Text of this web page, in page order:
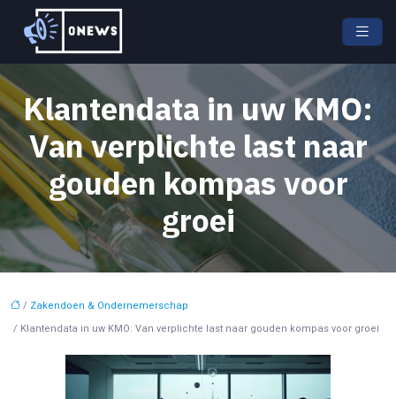
Klantendata in uw KMO:
Van verplichte last naar
gouden kompas voor
groei
/ Zakendoen & Ondernemerschap
/ Klantendata in uw KMO: Van verplichte last naar gouden kompas voor groei